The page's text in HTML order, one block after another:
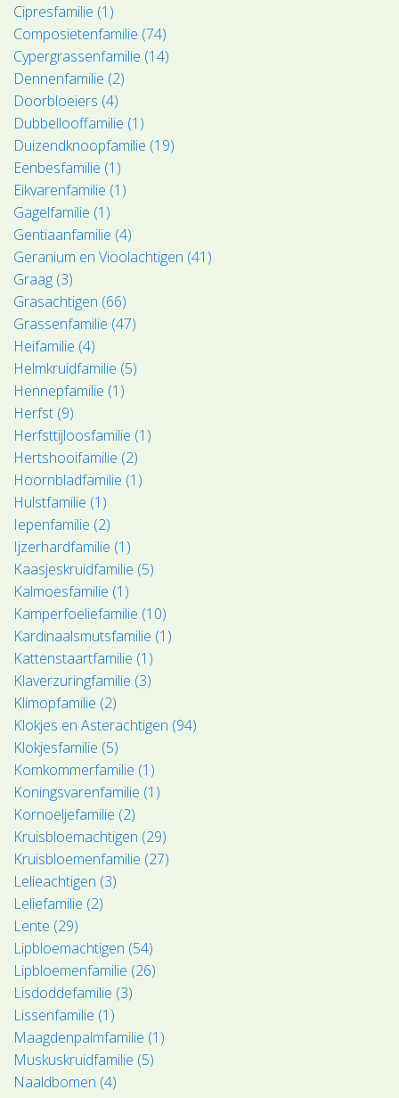
Cipresfamilie (1)
Composietenfamilie (74)
Cypergrassenfamilie (14)
Dennenfamilie (2)
Doorbloeiers (4)
Dubbellooffamilie (1)
Duizendknoopfamilie (19)
Eenbesfamilie (1)
Eikvarenfamilie (1)
Gagelfamilie (1)
Gentiaanfamilie (4)
Geranium en Vioolachtigen (41)
Graag (3)
Grasachtigen (66)
Grassenfamilie (47)
Heifamilie (4)
Helmkruidfamilie (5)
Hennepfamilie (1)
Herfst (9)
Herfsttijloosfamilie (1)
Hertshooifamilie (2)
Hoornbladfamilie (1)
Hulstfamilie (1)
Iepenfamilie (2)
Ijzerhardfamilie (1)
Kaasjeskruidfamilie (5)
Kalmoesfamilie (1)
Kamperfoeliefamilie (10)
Kardinaalsmutsfamilie (1)
Kattenstaartfamilie (1)
Klaverzuringfamilie (3)
Klimopfamilie (2)
Klokjes en Asterachtigen (94)
Klokjesfamilie (5)
Komkommerfamilie (1)
Koningsvarenfamilie (1)
Kornoeljefamilie (2)
Kruisbloemachtigen (29)
Kruisbloemenfamilie (27)
Lelieachtigen (3)
Leliefamilie (2)
Lente (29)
Lipbloemachtigen (54)
Lipbloemenfamilie (26)
Lisdoddefamilie (3)
Lissenfamilie (1)
Maagdenpalmfamilie (1)
Muskuskruidfamilie (5)
Naaldbomen (4)